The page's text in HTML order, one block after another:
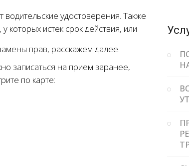
удостоверения. Также
которых истек срок действия, или
прав, расскажем далее.
записаться на прием заранее,
по карте: